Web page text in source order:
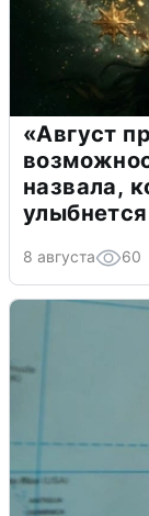
«Август
назвала,
8 августа 60